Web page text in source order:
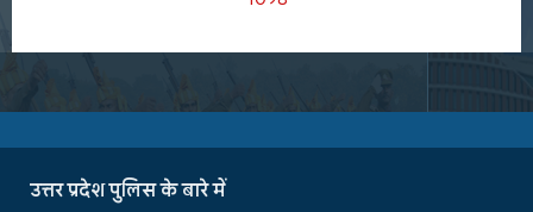
उत्तर प्रदेश पुलिस के बारे में